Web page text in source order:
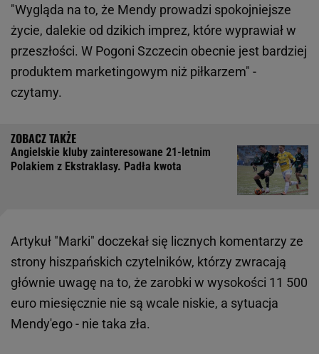
"Wygląda na to, że Mendy prowadzi spokojniejsze
życie, dalekie od dzikich imprez, które wyprawiał w
przeszłości. W Pogoni Szczecin obecnie jest bardziej
produktem marketingowym niż piłkarzem" -
czytamy.
Angielskie kluby zainteresowane 21-letnim
Polakiem z Ekstraklasy. Padła kwota
Artykuł "Marki" doczekał się licznych komentarzy ze
strony hiszpańskich czytelników, którzy zwracają
głównie uwagę na to, że zarobki w wysokości 11 500
euro miesięcznie nie są wcale niskie, a sytuacja
Mendy'ego - nie taka zła.